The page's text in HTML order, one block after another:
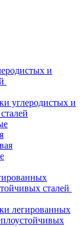
и
углеродистых и
сталей
легированных